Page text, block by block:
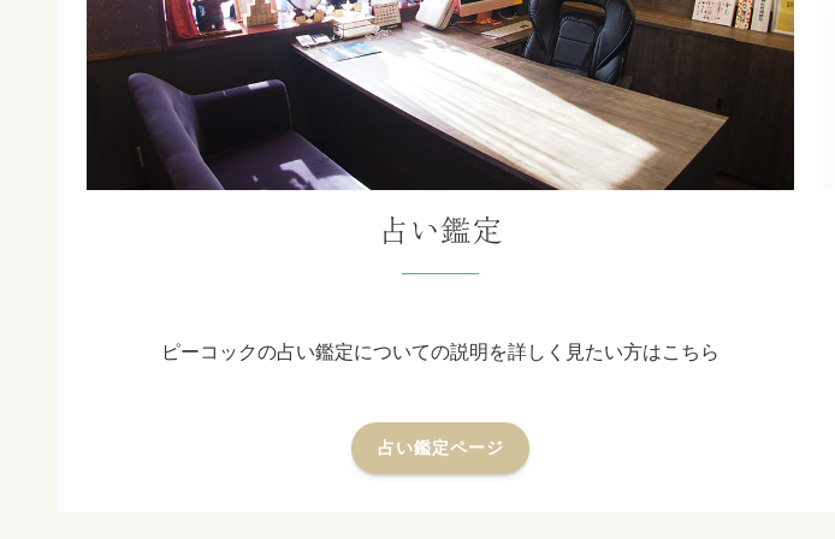
占い鑑定
ピーコックの占い鑑定についての説明を詳しく見たい方はこちら
占い鑑定ページ